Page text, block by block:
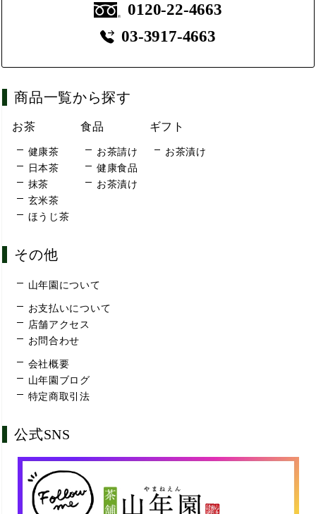
0120-22-4663
03-3917-4663
商品一覧から探す
お茶
健康茶
日本茶
抹茶
玄米茶
ほうじ茶
食品
お茶請け
健康食品
お茶漬け
ギフト
お茶漬け
その他
山年園について
お支払いについて
店舗アクセス
お問合わせ
会社概要
山年園ブログ
特定商取引法
公式SNS